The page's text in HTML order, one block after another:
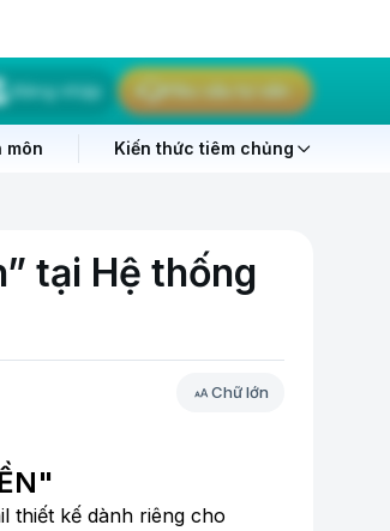
Đăng nhập Yêu cầu tư vấn
môn Kiến thức tiêm chủng
tại Hệ thống
Chữ lớn
thiết kế dành riêng cho